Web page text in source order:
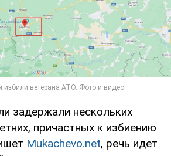
задержали нескольких
причастных к избиению
Mukachevo.net, речь идет